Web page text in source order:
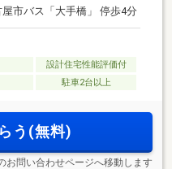
市バス「大手橋」 停歩4分
設計住宅性能評価付
駐車2台以上
う(無料)
お問い合わせページへ移動します